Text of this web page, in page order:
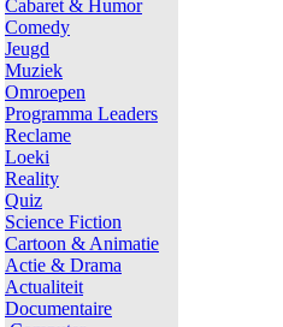
Cabaret & Humor
Comedy
Jeugd
Muziek
Omroepen
Programma Leaders
Reclame
Loeki
Reality
Quiz
Science Fiction
Cartoon & Animatie
Actie & Drama
Actualiteit
Documentaire